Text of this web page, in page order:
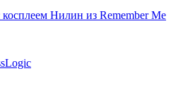
косплеем Нилин из Remember Me